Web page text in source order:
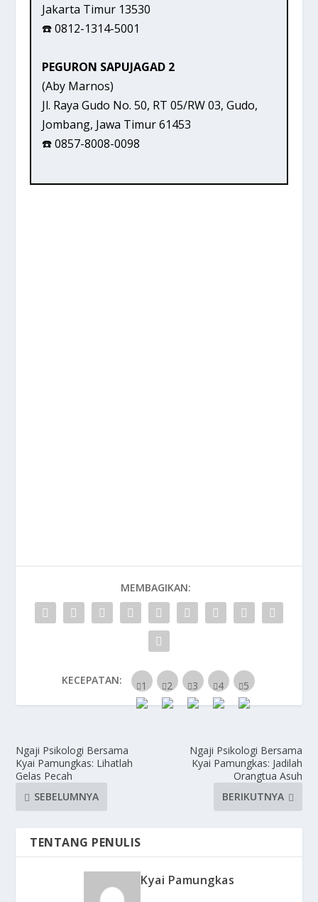
Jakarta Timur 13530
☎️ 0812-1314-5001
PEGURON SAPUJAGAD 2
(Aby Marnos)
Jl. Raya Gudo No. 50, RT 05/RW 03, Gudo,
Jombang, Jawa Timur 61453
☎️ 0857-8008-0098
MEMBAGIKAN:
KECEPATAN:
Ngaji Psikologi Bersama
Kyai Pamungkas: Lihatlah
Gelas Pecah
SEBELUMNYA
Ngaji Psikologi Bersama
Kyai Pamungkas: Jadilah
Orangtua Asuh
BERIKUTNYA
TENTANG PENULIS
Kyai Pamungkas